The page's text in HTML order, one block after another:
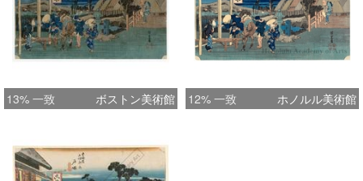
13% 一致 ボストン美術館 12% 一致 ホノルル美術館